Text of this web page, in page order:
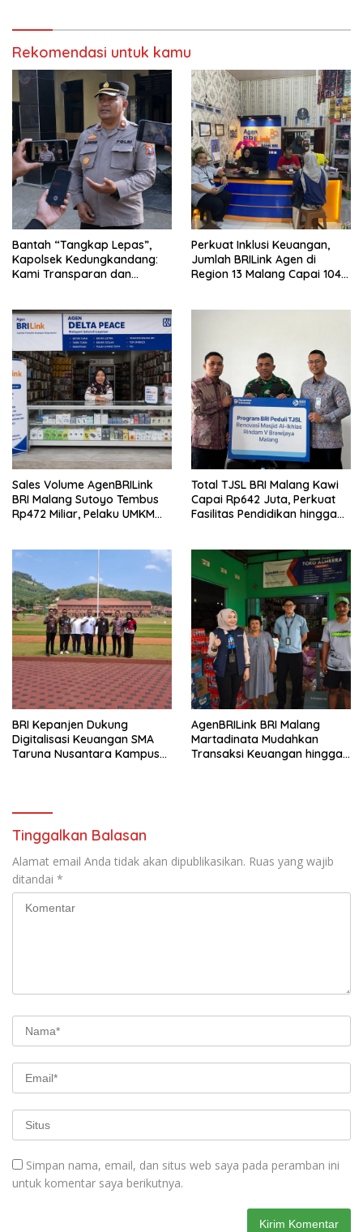
Rekomendasi untuk kamu
Bantah “Tangkap Lepas”,
Kapolsek Kedungkandang:
Kami Transparan dan
Perkuat Inklusi Keuangan,
Jumlah BRILink Agen di
Region 13 Malang Capai 104
Sales Volume AgenBRILink
BRI Malang Sutoyo Tembus
Rp472 Miliar, Pelaku UMKM
Total TJSL BRI Malang Kawi
Capai Rp642 Juta, Perkuat
Fasilitas Pendidikan hingga
BRI Kepanjen Dukung
Digitalisasi Keuangan SMA
Taruna Nusantara Kampus
AgenBRILink BRI Malang
Martadinata Mudahkan
Transaksi Keuangan hingga
Tinggalkan Balasan
Alamat email Anda tidak akan dipublikasikan. Ruas yang wajib
ditandai *
Simpan nama, email, dan situs web saya pada peramban ini
untuk komentar saya berikutnya.